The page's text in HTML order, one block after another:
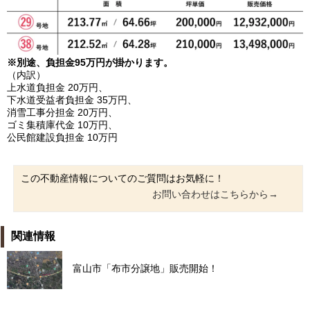
※別途、負担金95万円が掛かります。
（内訳）
上水道負担金 20万円、
下水道受益者負担金 35万円、
消雪工事分担金 20万円、
ゴミ集積庫代金 10万円、
公民館建設負担金 10万円
この不動産情報についてのご質問はお気軽に！
お問い合わせはこちらから→
関連情報
富山市「布市分譲地」販売開始！